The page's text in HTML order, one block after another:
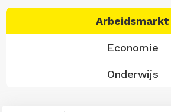
Arbeidsmarkt
Economie
Onderwijs